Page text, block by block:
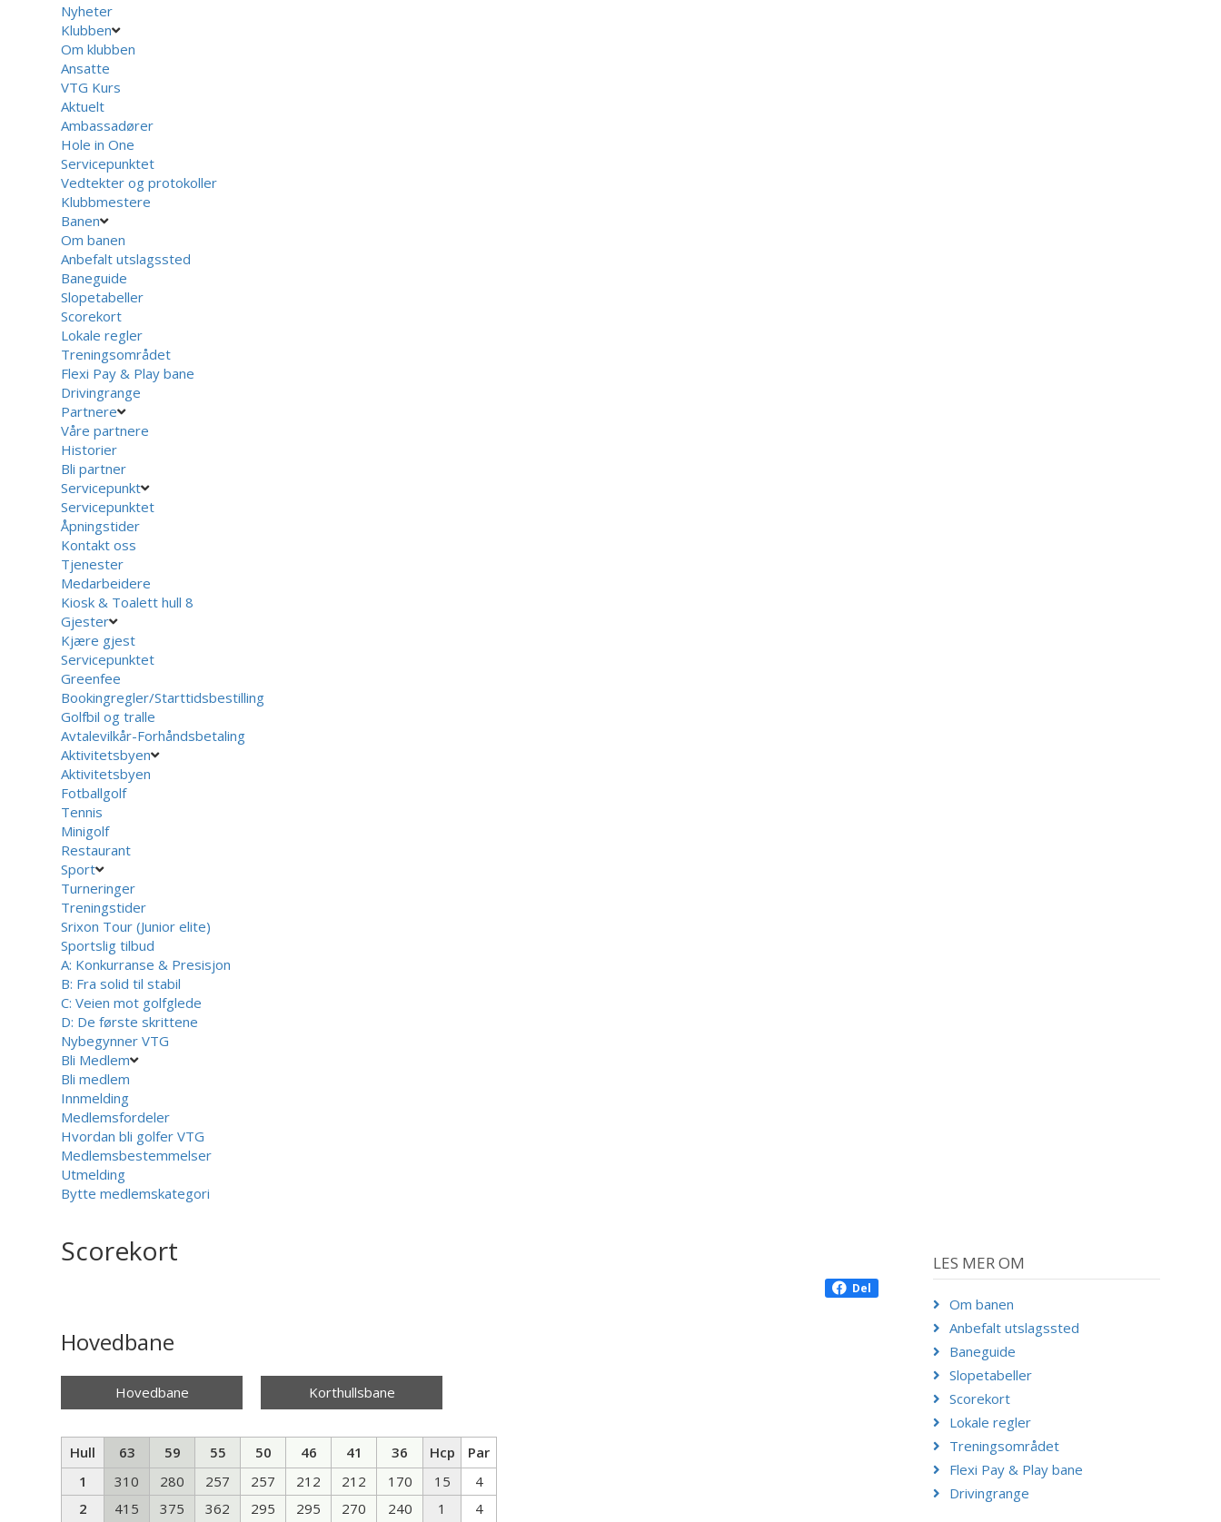
Nyheter
Klubben
Om klubben
Ansatte
VTG Kurs
Aktuelt
Ambassadører
Hole in One
Servicepunktet
Vedtekter og protokoller
Klubbmestere
Banen
Om banen
Anbefalt utslagssted
Baneguide
Slopetabeller
Scorekort
Lokale regler
Treningsområdet
Flexi Pay & Play bane
Drivingrange
Partnere
Våre partnere
Historier
Bli partner
Servicepunkt
Servicepunktet
Åpningstider
Kontakt oss
Tjenester
Medarbeidere
Kiosk & Toalett hull 8
Gjester
Kjære gjest
Servicepunktet
Greenfee
Bookingregler/Starttidsbestilling
Golfbil og tralle
Avtalevilkår-Forhåndsbetaling
Aktivitetsbyen
Aktivitetsbyen
Fotballgolf
Tennis
Minigolf
Restaurant
Sport
Turneringer
Treningstider
Srixon Tour (Junior elite)
Sportslig tilbud
A: Konkurranse & Presisjon
B: Fra solid til stabil
C: Veien mot golfglede
D: De første skrittene
Nybegynner VTG
Bli Medlem
Bli medlem
Innmelding
Medlemsfordeler
Hvordan bli golfer VTG
Medlemsbestemmelser
Utmelding
Bytte medlemskategori
Scorekort
Del
Hovedbane
Hovedbane Korthullsbane
Hull 63 59 55 50 46 41 36 Hcp
Par
1
310 280 257 257 212 212 170 15
4
2
415 375 362 295 295 270 240 1 4
LES MER OM
Om banen
Anbefalt utslagssted
Baneguide
Slopetabeller
Scorekort
Lokale regler
Treningsområdet
Flexi Pay & Play bane
Drivingrange